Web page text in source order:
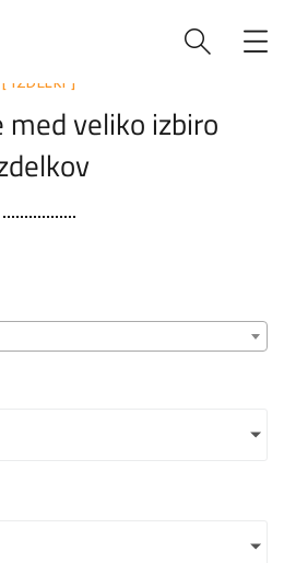
[ IZDELKI ]
veliko izbiro